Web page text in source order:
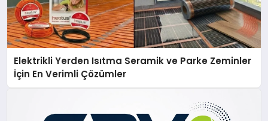
Elektrikli Yerden Isıtma Seramik ve Parke Zeminler
İçin En Verimli Çözümler